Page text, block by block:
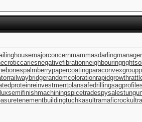
majorconcernmammasdarling
negativefibrationneighbouringrights
palmberrypapercoatingparaconvexgroup
railwaybridgerandomcolorationrapidgrowth
reinvestmentplansafedrillingsagprofile
semifinishmachiningspicetradespysale
tenementbuildingtuchkasultramaficrock